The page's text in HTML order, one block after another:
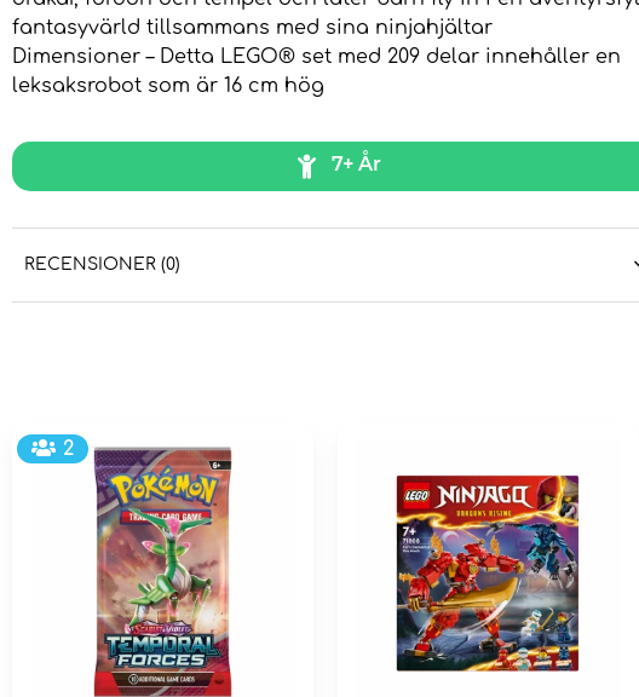
fantasyvärld tillsammans med sina ninjahjältar
Dimensioner – Detta LEGO® set med 209 delar innehåller en
leksaksrobot som är 16 cm hög
7+ År
RECENSIONER (0)
2